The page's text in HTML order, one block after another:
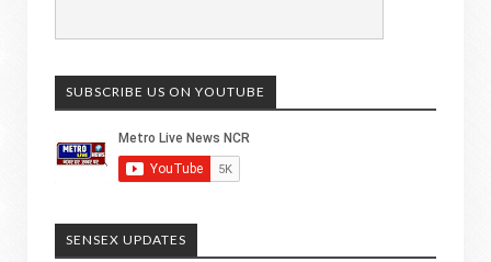
SUBSCRIBE US ON YOUTUBE
SENSEX UPDATES